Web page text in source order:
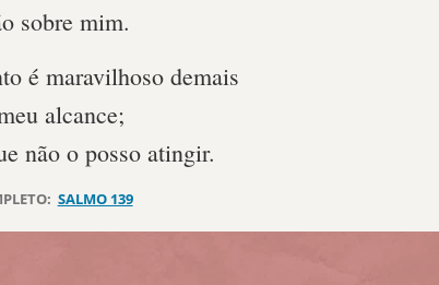
sobre mim.
é maravilhoso demais
alcance;
não o posso atingir.
SALMO 139